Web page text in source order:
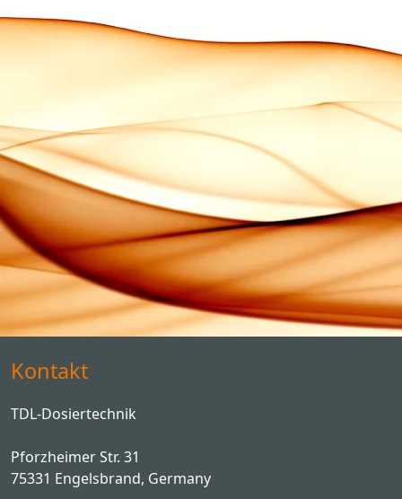
Kontakt
TDL-Dosiertechnik
Pforzheimer Str. 31
75331 Engelsbrand, Germany